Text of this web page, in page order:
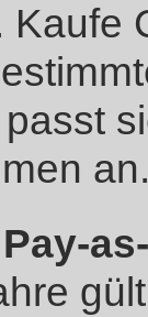
Kaufe